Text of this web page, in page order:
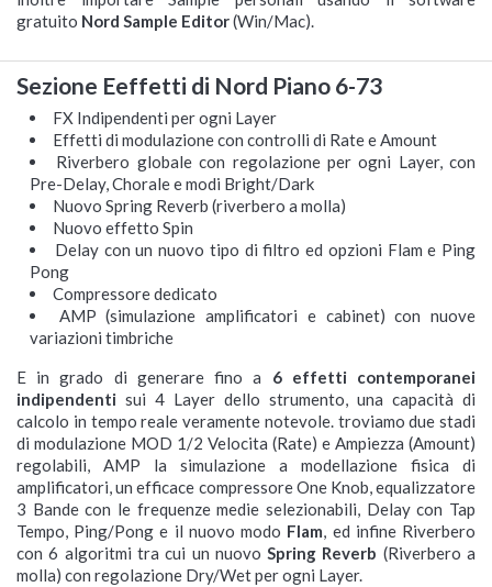
gratuito Nord Sample Editor(Win/Mac).
Sezione Eeffetti di Nord Piano 6-73
FX Indipendenti per ogni Layer
Effetti di modulazione con controlli di Rate e Amount
Riverbero globale con regolazione per ogni Layer, con
Pre-Delay, Chorale e modi Bright/Dark
Nuovo Spring Reverb (riverbero a molla)
Nuovo effetto Spin
Delay con un nuovo tipo di filtro ed opzioni Flam e Ping
Pong
Compressore dedicato
AMP (simulazione amplificatori e cabinet) con nuove
variazioni timbriche
E in grado di generare fino a 6 effetti contemporanei
indipendenti sui 4 Layer dello strumento, una capacità di
calcolo in tempo reale veramente notevole. troviamo due stadi
di modulazione MOD 1/2 Velocita (Rate) e Ampiezza (Amount)
regolabili, AMP la simulazione a modellazione fisica di
amplificatori, un efficace compressore One Knob, equalizzatore
3 Bande con le frequenze medie selezionabili, Delay con Tap
Tempo, Ping/Pong e il nuovo modo Flam, ed infine Riverbero
con 6 algoritmi tra cui un nuovoSpring Reverb (Riverbero a
molla) con regolazione Dry/Wet per ogni Layer.